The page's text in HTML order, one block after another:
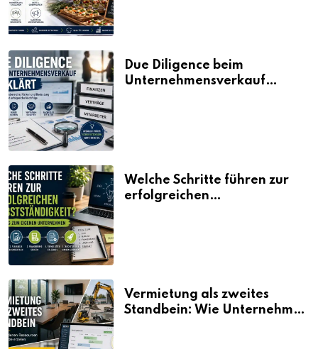
Due Diligence beim
Unternehmensverkauf
Welche Schritte führen zur
erfolgreichen
Vermietung als zweites
Standbein: Wie Unternehmen